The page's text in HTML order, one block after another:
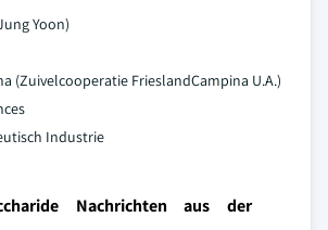
Yoon)
(Zuivelcooperatie FrieslandCampina U.A.)
Industrie
Nachrichten aus der